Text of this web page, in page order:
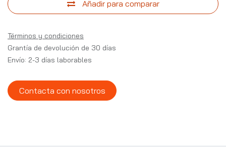
Añadir para comparar
Términos y condiciones
Grantía de devolución de 30 días
Envío: 2-3 días laborables
Contacta con nosotros